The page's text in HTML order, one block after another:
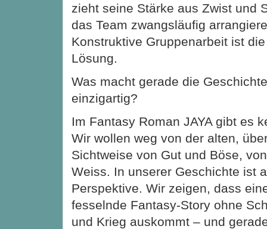
zieht seine Stärke aus Zwist und
das Team zwangsläufig
Konstruktive Gruppenarbeit ist
Lösung.
Was macht gerade die
einzigartig?
Im Fantasy Roman JAYA gibt es
Wir wollen weg von der alten,
Sichtweise von Gut und Böse,
Weiss. In unserer Geschichte ist
Perspektive. Wir zeigen, dass
fesselnde Fantasy-Story ohne
und Krieg auskommt – und